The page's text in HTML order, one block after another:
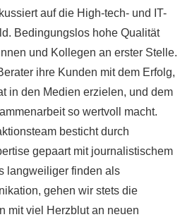
auf die High-tech- und IT-
Bedingungslos hohe Qualität
und Kollegen an erster Stelle.
ihre Kunden mit dem Erfolg,
in den Medien erzielen, und dem
so wertvoll macht.
besticht durch
gepaart mit journalistischem
langweiliger finden als
gehen wir stets die
mit viel Herzblut an neuen